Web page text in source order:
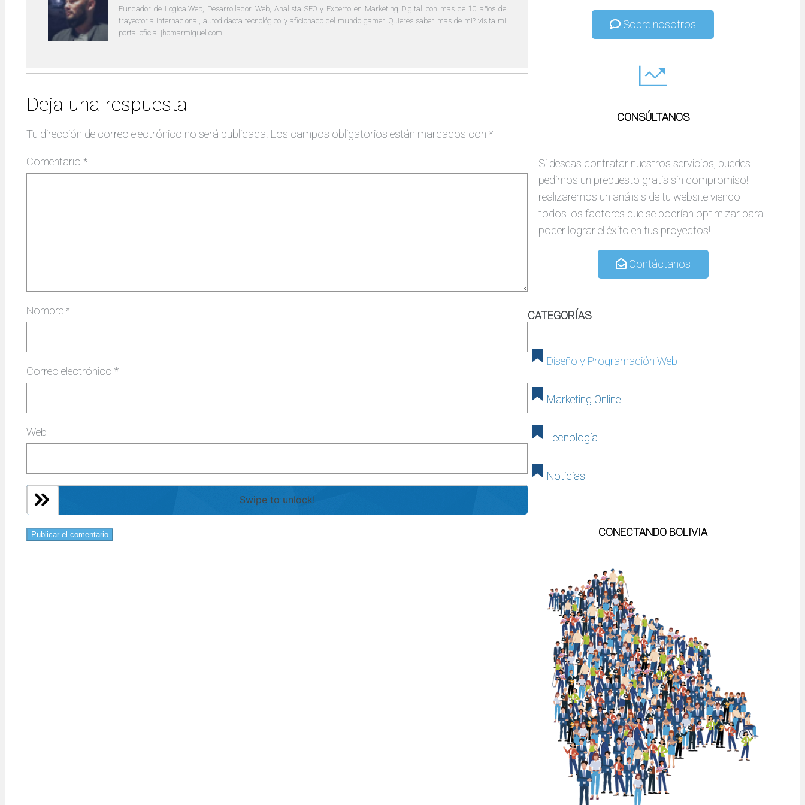
Fundador de LogicalWeb, Desarrollador Web, Analista SEO y Experto en Marketing Digital con mas de 10 años de
trayectoria internacional, autodidacta tecnológico y aficionado del mundo gamer. Quieres saber mas de mi? visita mi
portal oficial jhomarmiguel.com
Deja una respuesta
Tu dirección de correo electrónico no será publicada. Los campos obligatorios están marcados con *
Comentario *
Nombre*
Correo electrónico *
Web
Swipe to unlock!
Sobre nosotros
CONSÚLTANOS
Si deseas contratar nuestros servicios, puedes
pedirnos un prepuesto gratis sin compromiso!
realizaremos un análisis de tu website viendo
todos los factores que se podrían optimizar para
poder lograr el éxito en tus proyectos!
Contáctanos
CATEGORÍAS
Diseño y Programación Web
Marketing Online
Tecnología
Noticias
CONECTANDO BOLIVIA